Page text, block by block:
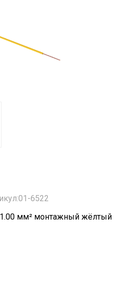
6522
мм² монтажный жёлтый